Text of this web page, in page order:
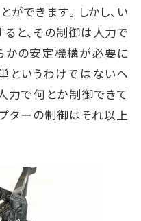
できます。しかし、い
と、その制御は人力で
かの安定機構が必要に
というわけではないヘ
力で何とか制御できて
ターの制御はそれ以上